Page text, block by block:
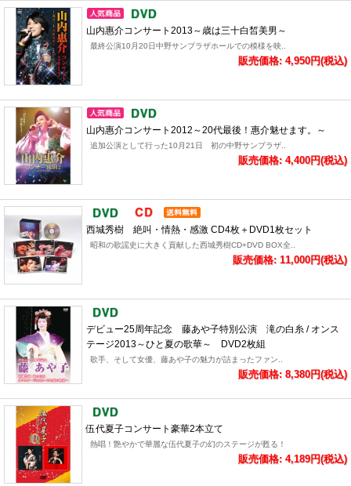
山内惠介コンサート2013～歳は三十白皙美男～
最終公演10月20日中野サンプラザホールでの模様を映..
販売価格: 4,950円(税込)
山内惠介コンサート2012～20代最後！惠介魅せます。～
追加公演として行った10月21日 初の中野サンプラザ..
販売価格: 4,400円(税込)
西城秀樹 絶叫・情熱・感激 CD4枚＋DVD1枚セット
昭和の歌謡史に大きく貢献した西城秀樹CD+DVD BOX全..
販売価格: 11,000円(税込)
デビュー25周年記念 藤あや子特別公演 滝の白糸 / オンス
テージ2013～ひと夏の歌華～ DVD2枚組
歌手、そして女優、藤あや子の魅力が詰まったファン..
販売価格: 8,380円(税込)
伍代夏子コンサート豪華2本立て
熱唱！艶やかで華麗な伍代夏子の幻のステージが甦る！
販売価格: 4,189円(税込)